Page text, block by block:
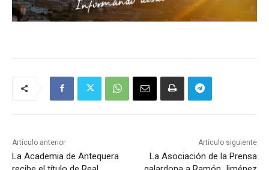
Artículo anterior
La Academia de Antequera
Artículo siguiente
La Asociación de la Prensa